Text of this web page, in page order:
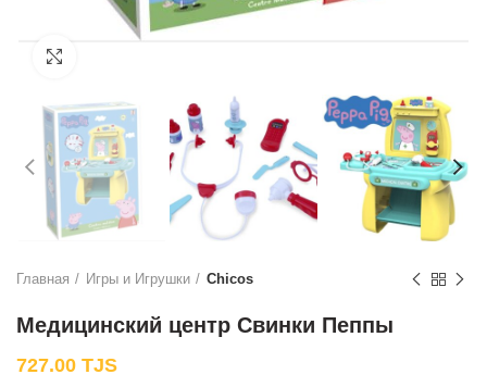
Главная Игры и Игрушки Chicos
Медицинский центр Свинки Пеппы
727.00 TJS